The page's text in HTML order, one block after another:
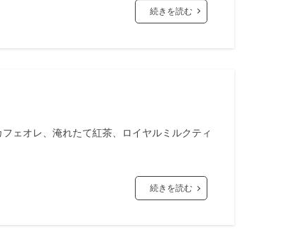
続きを読む
ェオレ、淹れたて紅茶、ロイヤルミルクティ
続きを読む